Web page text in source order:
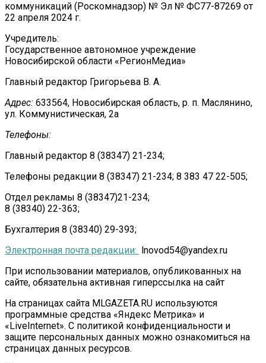
коммуникаций (Роскомнадзор) № Эл № ФС77-87269 от
22 апреля 2024 г.
Учредитель:
Государственное автономное учреждение
Новосибирской области «РегионМедиа»
Главный редактор Григорьева В. А.
Адрес: 633564, Новосибирская область, р. п. Маслянино,
ул. Коммунистическая, 2а
Телефоны:
Главный редактор 8 (38347) 21-234;
Телефоны редакции 8 (38347) 21-234; 8 383 47 22-505;
Отдел рекламы 8 (38347)21-234;
8 (38340) 22-363;
Бухгалтерия 8 (38340) 29-393;
Электронная почта редакции:
lnovod54@yandex.ru
При использовании материалов, опубликованных на
сайте, обязательна активная гиперссылка на сайт
На страницах сайта MLGAZETA.RU используются
программные средства «Яндекс Метрика» и
«LiveInternet». С политикой конфиденциальности и
защите персональных данных можно ознакомиться на
страницах данных ресурсов.